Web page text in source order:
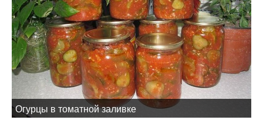
Огурцы в томатной заливке